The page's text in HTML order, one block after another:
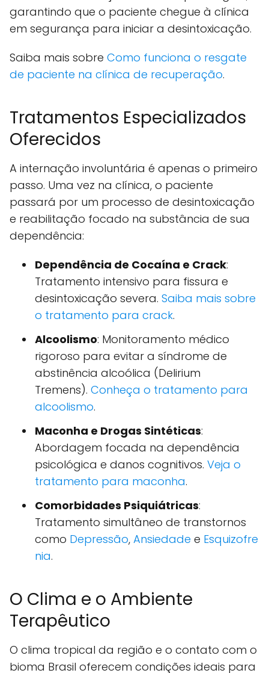
garantindo que o paciente chegue à clínica
em segurança para iniciar a desintoxicação.
Saiba mais sobre Como funciona o resgate
de paciente na clínica de recuperação.
Tratamentos Especializados
Oferecidos
A internação involuntária é apenas o primeiro
passo. Uma vez na clínica, o paciente
passará por um processo de desintoxicação
e reabilitação focado na substância de sua
dependência:
Dependência de Cocaína e Crack:
Tratamento intensivo para fissura e
desintoxicação severa. Saiba mais sobre
o tratamento para crack.
Alcoolismo: Monitoramento médico
rigoroso para evitar a síndrome de
abstinência alcoólica (Delirium
Tremens). Conheça o tratamento para
alcoolismo.
Maconha e Drogas Sintéticas:
Abordagem focada na dependência
psicológica e danos cognitivos. Veja o
tratamento para maconha.
Comorbidades Psiquiátricas:
Tratamento simultâneo de transtornos
como Depressão, Ansiedade e Esquizofre
nia.
O Clima e o Ambiente
Terapêutico
O clima tropical da região e o contato com o
bioma Brasil oferecem condições ideais para